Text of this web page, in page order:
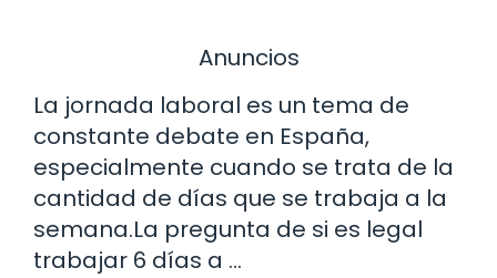
Anuncios
La jornada laboral es un tema de
constante debate en España,
especialmente cuando se trata de la
cantidad de días que se trabaja a la
semana.La pregunta de si es legal
trabajar 6 días a …